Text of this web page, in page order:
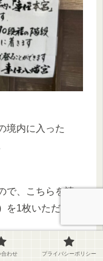
境内に入った
で、こちらを読
を1枚いただきま
合わせ プライバシーポリシー